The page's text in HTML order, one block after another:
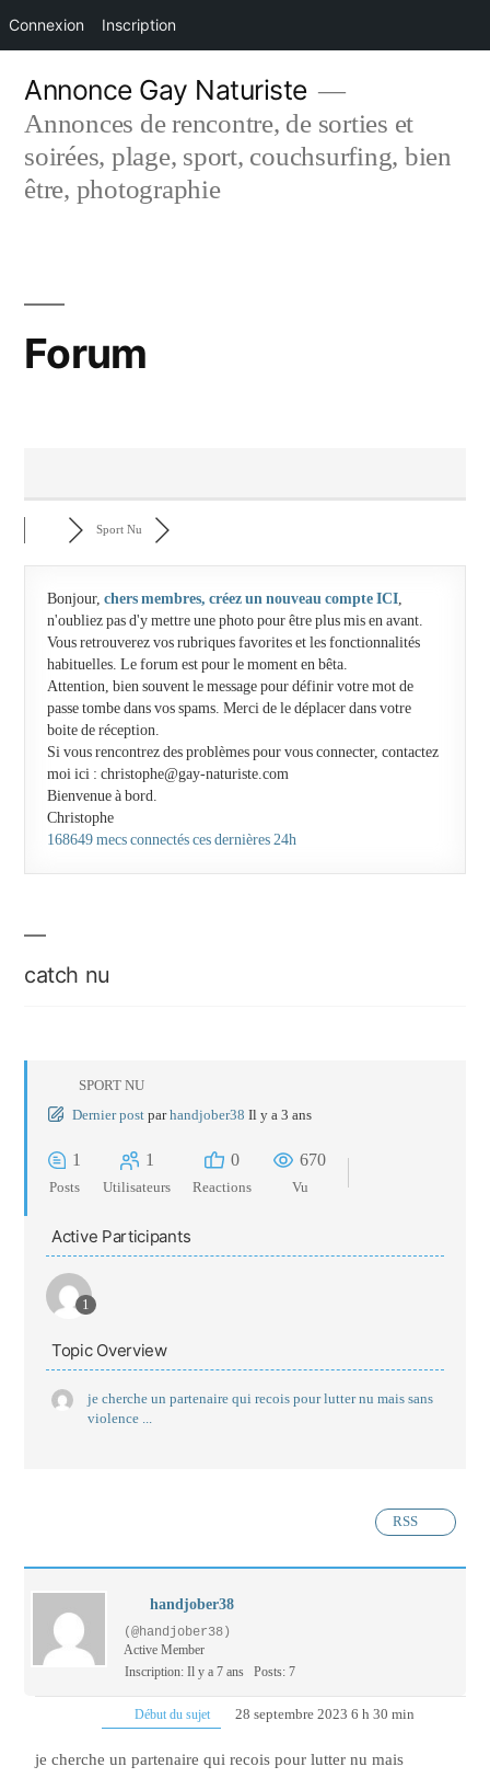
Connexion Inscription
contenu
Annonce Gay Naturiste
Annonces de rencontre, de sorties et
soirées, plage, sport, couchsurfing, bien
être, photographie
Forum
Sport Nu
Bonjour, chers membres, créez un nouveau compte ICI,
n'oubliez pas d'y mettre une photo pour être plus mis en avant.
Vous retrouverez vos rubriques favorites et les fonctionnalités
habituelles. Le forum est pour le moment en bêta.
Attention, bien souvent le message pour définir votre mot de
passe tombe dans vos spams. Merci de le déplacer dans votre
boite de réception.
Si vous rencontrez des problèmes pour vous connecter, contactez
moi ici : christophe@gay-naturiste.com
Bienvenue à bord.
Christophe
168649 mecs connectés ces dernières 24h
catch nu
SPORT NU
Dernier postparhandjober38 Il y a 3 ans
1
Posts
1
Utilisateurs
0
Reactions
670
Vu
Active Participants
1
Topic Overview
je cherche un partenaire qui recois pour lutter nu mais sans
violence ...
RSS
handjober38
(@handjober38)
Active Member
Inscription: Il y a 7 ans Posts: 7
Début du sujet 28 septembre 2023 6 h 30 min
je cherche un partenaire qui recois pour lutter nu mais